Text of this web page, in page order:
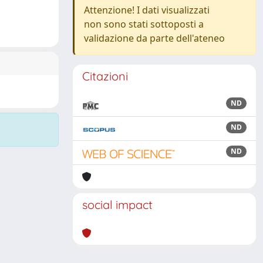
Attenzione! I dati visualizzati
non sono stati sottoposti a
validazione da parte dell'ateneo
Citazioni
ND
ND
ND
social impact